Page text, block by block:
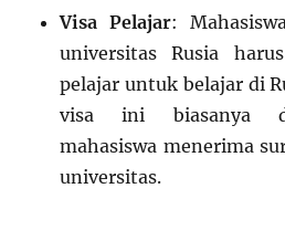
Visa Pelajar:
universitas Rusia
pelajar untuk belajar di
visa ini biasanya
mahasiswa menerima
universitas.